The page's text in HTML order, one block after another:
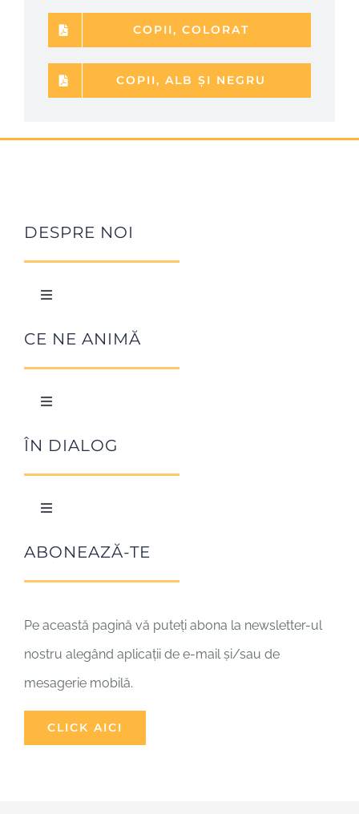
COPII, COLORAT
COPII, ALB ȘI NEGRU
DESPRE NOI
Toggle
Istoric Focolare
Cofondatori
CE NE ANIMĂ
Toggle
Arta de a iubi
Împărtășirea
ÎN DIALOG
Toggle
Biserica – comuniune
Dialogul între religii
Amici
ABONEAZĂ-TE
Pe această pagină vă puteți abona la newsletter-ul
nostru alegând aplicații de e-mail și/sau de
mesagerie mobilă.
CLICK AICI